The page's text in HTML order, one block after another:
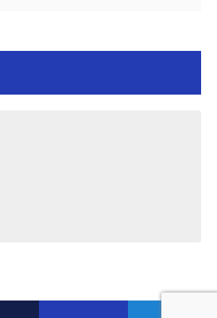
品川区ホッケー教室
フリークス東京ホッケー日本リーグD2第
3日品川区武蔵小山商店街パルム納涼市
フリークス東京 RGF Executive Search